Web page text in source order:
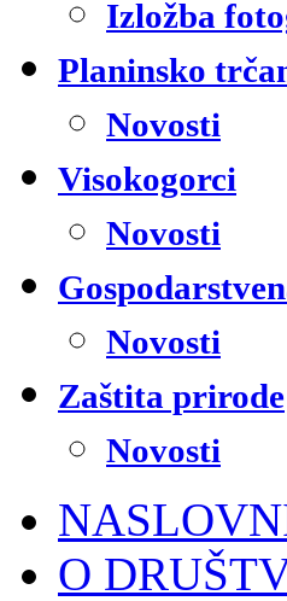
Izložba
Planinsko
Novosti
Visokogorci
Novosti
Novosti
Zaštita prirode
Novosti
O